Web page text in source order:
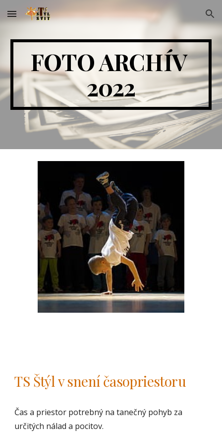
Skip to main content Skip to navigation
FOTO ARCHÍV
2022
TS Štýl v snení časopriestoru
Čas a priestor potrebný na tanečný pohyb za
určitých nálad a pocitov.